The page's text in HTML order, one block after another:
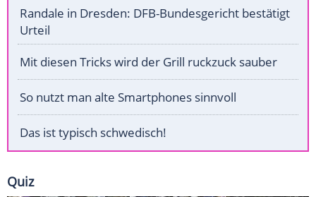
Randale in Dresden: DFB-Bundesgericht bestätigt
Urteil
Mit diesen Tricks wird der Grill ruckzuck sauber
So nutzt man alte Smartphones sinnvoll
Das ist typisch schwedisch!
Quiz